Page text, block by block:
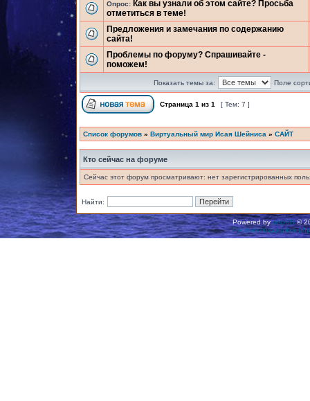
Опрос: Как вы узнали об этом сайте? Просьба
отметиться в теме!
Предложения и замечания по содержанию
сайта!
Проблемы по форуму? Спрашивайте -
поможем!
Показать темы за: Поле
Страница 1 из 1 [ Тем: 7 ]
Список форумов » Виртуальный мир Исая Шейниса » САЙТ
Кто сейчас на форуме
Сейчас этот форум просматривают: нет зарегистрированных
Найти:
Powered byphpBB©
Русская поддержка